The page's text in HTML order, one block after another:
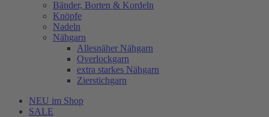
Bänder, Borten & Kordeln
Knöpfe
Nadeln
Nähgarn
Allesnäher Nähgarn
Overlockgarn
extra starkes Nähgarn
Zierstichgarn
NEU im Shop
SALE